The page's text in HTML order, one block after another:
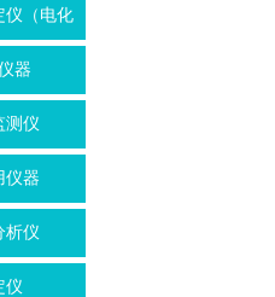
仪（电化
器
测仪
仪器
析仪
仪